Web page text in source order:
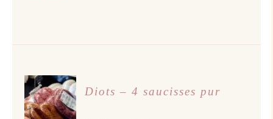
CHOIX
DES
OPTIONS
CE
/
Diots – 4 saucisses pur